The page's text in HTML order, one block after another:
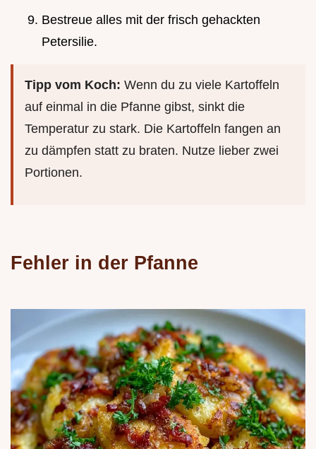
Bestreue alles mit der frisch gehackten
Petersilie.
Tipp vom Koch: Wenn du zu viele Kartoffeln
auf einmal in die Pfanne gibst, sinkt die
Temperatur zu stark. Die Kartoffeln fangen an
zu dämpfen statt zu braten. Nutze lieber zwei
Portionen.
Fehler in der Pfanne